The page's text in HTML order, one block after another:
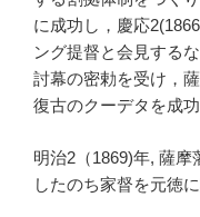
に成功し，慶応
ング提督と会見する
討幕の密勅を受け，
復古のクーデタを成功
明治2（1869)年, 薩
したのち家督を元徳